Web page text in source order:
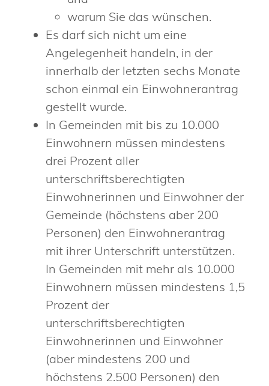
warum Sie das wünschen.
Es darf sich nicht um eine
Angelegenheit handeln, in der
innerhalb der letzten sechs Monate
schon einmal ein Einwohnerantrag
gestellt wurde.
In Gemeinden mit bis zu 10.000
Einwohnern müssen mindestens
drei Prozent aller
unterschriftsberechtigten
Einwohnerinnen und Einwohner der
Gemeinde (höchstens aber 200
Personen) den Einwohnerantrag
mit ihrer Unterschrift unterstützen.
In Gemeinden mit mehr als 10.000
Einwohnern müssen mindestens 1,5
Prozent der
unterschriftsberechtigten
Einwohnerinnen und Einwohner
(aber mindestens 200 und
höchstens 2.500 Personen) den